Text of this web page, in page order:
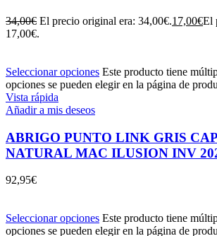
34,00€ El precio original era: 34,00€.17,00€El
17,00€.
Seleccionar opciones Este producto tiene
opciones se pueden elegir en la página de
Vista rápida
Añadir a mis deseos
ABRIGO PUNTO LINK GRIS
NATURAL MAC ILUSION INV
92,95€
Seleccionar opciones Este producto tiene
opciones se pueden elegir en la página de